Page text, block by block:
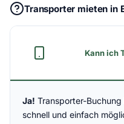
Transporter mieten in
Kann ich
Ja! Transporter-
schnell und einfach